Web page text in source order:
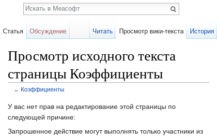
Просмотр исходного текста
страницы Коэффициенты
← Коэффициенты
У вас нет прав на редактирование этой страницы по
следующей причине:
Запрошенное действие могут выполнять только участники из
Статья Обсуждение Читать Просмотр вики-текста История
Поиск